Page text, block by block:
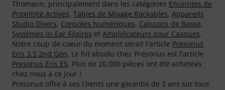
Thomann, principalement dans les catégories Enceintes de
Proximité Actives, Tables de Mixage Rackables, Appareils
Studio Divers, Consoles Numériques, Caissons de Basse,
Systèmes In-Ear Filaires et Amplificateurs pour Casques.
Notre coup de coeur du moment serait l'article Presonus
Eris 3.5 2nd Gen. Le hit absolu chez Presonus est l'article
Presonus Eris E5. Plus de 20.000 pièces ont été achetées
chez nous à ce jour !
Presonus offre à ses clients une garantie de 2 ans sur tous